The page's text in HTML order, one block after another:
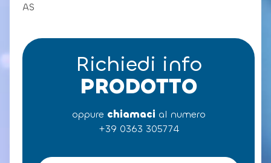
AS
Richiedi info
PRODOTTO
oppure chiamaci al numero
+39 0363 305774